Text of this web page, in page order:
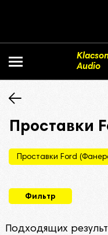
Audio
Проставки
Проставки Ford
Фильтр
Подходящих